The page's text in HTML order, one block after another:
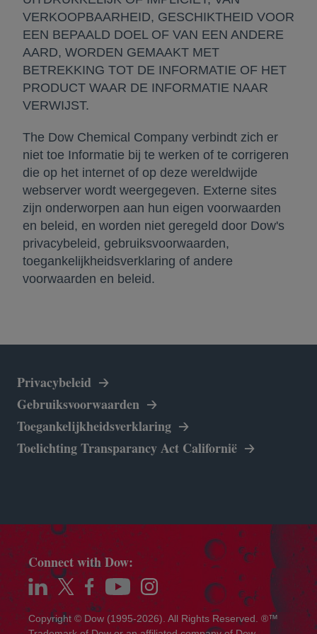
VERKOOPBAARHEID, GESCHIKTHEID VOOR
EEN BEPAALD DOEL OF VAN EEN ANDERE
AARD, WORDEN GEMAAKT MET
BETREKKING TOT DE INFORMATIE OF HET
PRODUCT WAAR DE INFORMATIE NAAR
VERWIJST.
The Dow Chemical Company verbindt zich er
niet toe Informatie bij te werken of te corrigeren
die op het internet of op deze wereldwijde
webserver wordt weergegeven. Externe sites
zijn onderworpen aan hun eigen voorwaarden
en beleid, en worden niet geregeld door Dow's
privacybeleid, gebruiksvoorwaarden,
toegankelijkheidsverklaring of andere
voorwaarden en beleid.
Privacybeleid
Gebruiksvoorwaarden
Toegankelijkheidsverklaring
Toelichting Transparancy Act Californië
Copyright © Dow (1995-2026). All Rights Reserved. ®™
Connect with Dow:
opens in a new tab
opens in a new tab
opens in a new tab
opens in a new tabopens in a new tab